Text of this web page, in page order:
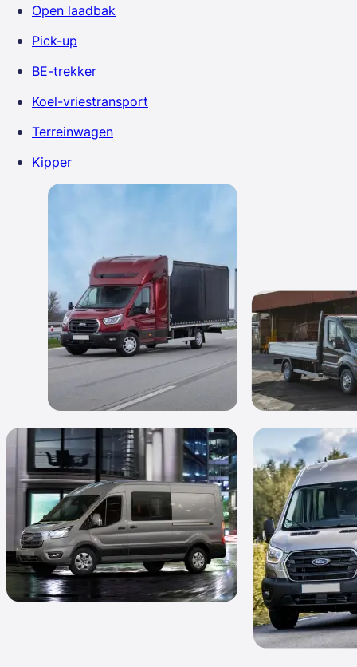
Open laadbak
Pick-up
BE-trekker
Koel-vriestransport
Terreinwagen
Kipper